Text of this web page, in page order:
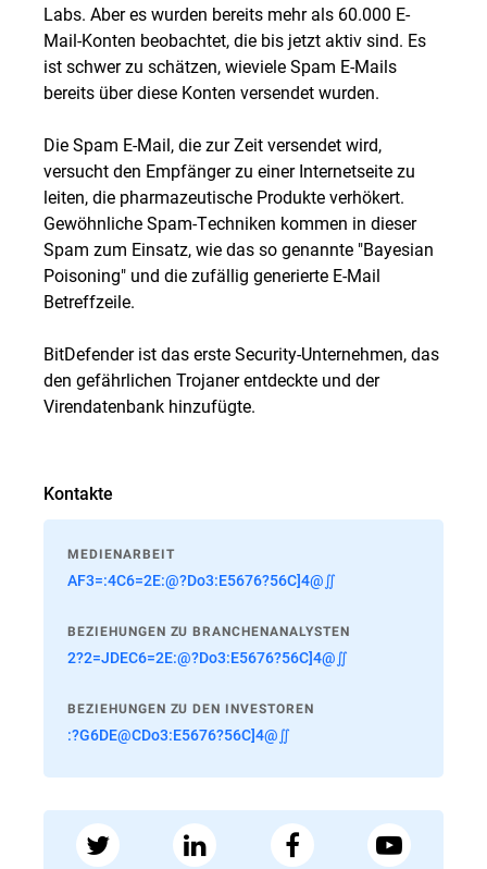
Labs. Aber es wurden bereits mehr als 60.000 E-
Mail-Konten beobachtet, die bis jetzt aktiv sind. Es
ist schwer zu schätzen, wieviele Spam E-Mails
bereits über diese Konten versendet wurden.
Die Spam E-Mail, die zur Zeit versendet wird,
versucht den Empfänger zu einer Internetseite zu
leiten, die pharmazeutische Produkte verhökert.
Gewöhnliche Spam-Techniken kommen in dieser
Spam zum Einsatz, wie das so genannte "Bayesian
Poisoning" und die zufällig generierte E-Mail
Betreffzeile.
BitDefender ist das erste Security-Unternehmen, das
den gefährlichen Trojaner entdeckte und der
Virendatenbank hinzufügte.
Kontakte
MEDIENARBEIT
AF3=:4C6=2E:@?Do3:E5676?56C]4@∬
BEZIEHUNGEN ZU BRANCHENANALYSTEN
2?2=JDEC6=2E:@?Do3:E5676?56C]4@∬
BEZIEHUNGEN ZU DEN INVESTOREN
:?G6DE@CDo3:E5676?56C]4@∬